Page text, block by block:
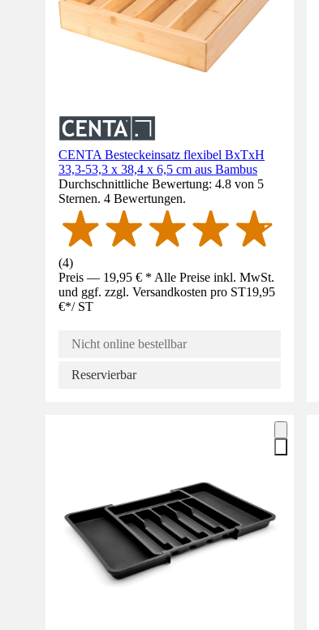
CENTA Besteckeinsatz flexibel BxTxH
33,3-53,3 x 38,4 x 6,5 cm aus Bambus
Durchschnittliche Bewertung: 4.8 von 5
Sternen. 4 Bewertungen.
(4)
Preis — 19,95 € * Alle Preise inkl. MwSt.
und ggf. zzgl. Versandkosten pro ST19,95
€*/ ST
Nicht online bestellbar
Reservierbar